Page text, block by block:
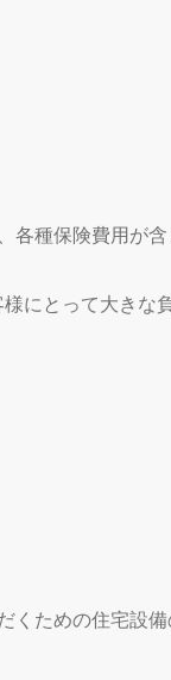
各種保険費用が
にとって大きな
くための住宅設